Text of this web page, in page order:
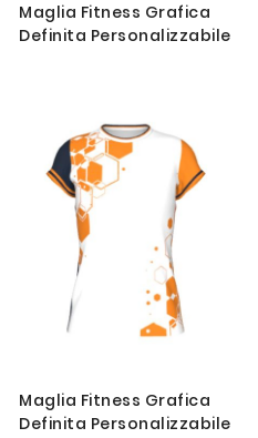
Maglia Fitness Grafica
Definita Personalizzabile
Maglia Fitness Grafica
Definita Personalizzabile